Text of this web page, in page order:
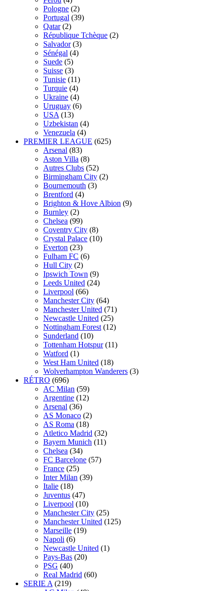
Pologne (2)
Portugal (39)
Qatar (2)
République Tchèque (2)
Salvador (3)
Sénégal (4)
Suede (5)
Suisse (3)
Tunisie (11)
Turquie (4)
Ukraine (4)
Uruguay (6)
USA (13)
Uzbekistan (4)
Venezuela (4)
PREMIER LEAGUE (625)
Arsenal (83)
Aston Villa (8)
Autres Clubs (52)
Birmingham City (2)
Bournemouth (3)
Brentford (4)
Brighton & Hove Albion (9)
Burnley (2)
Chelsea (99)
Coventry City (8)
Crystal Palace (10)
Everton (23)
Fulham FC (6)
Hull City (2)
Ipswich Town (9)
Leeds United (24)
Liverpool (66)
Manchester City (64)
Manchester United (71)
Newcastle United (25)
Nottingham Forest (12)
Sunderland (10)
Tottenham Hotspur (11)
Watford (1)
West Ham United (18)
Wolverhampton Wanderers (3)
RÉTRO (696)
AC Milan (59)
Argentine (12)
Arsenal (36)
AS Monaco (2)
AS Roma (18)
Atletico Madrid (32)
Bayern Munich (11)
Chelsea (34)
FC Barcelone (57)
France (25)
Inter Milan (39)
Italie (18)
Juventus (47)
Liverpool (10)
Manchester City (25)
Manchester United (125)
Marseille (19)
Napoli (6)
Newcastle United (1)
Pays-Bas (20)
PSG (40)
Real Madrid (60)
SERIE A (219)